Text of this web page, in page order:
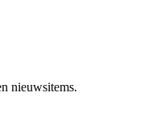
nieuwsitems.